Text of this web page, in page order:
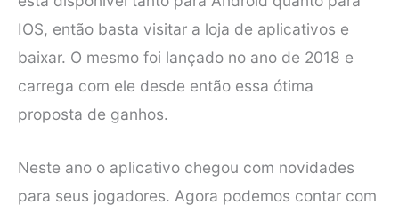
IOS, então basta visitar a loja de aplicativos e
baixar. O mesmo foi lançado no ano de 2018 e
carrega com ele desde então essa ótima
proposta de ganhos.
Neste ano o aplicativo chegou com novidades
para seus jogadores. Agora podemos contar com